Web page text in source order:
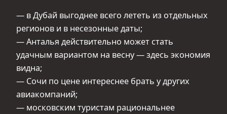
— в Дубай выгоднее всего лететь из отдельных
регионов и в несезонные даты;
— Анталья действительно может стать
удачным вариантом на весну — здесь экономия
видна;
— Сочи по цене интереснее брать у других
авиакомпаний;
— московским туристам рациональнее